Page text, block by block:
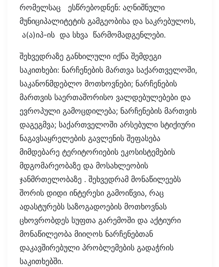
რომელსაც ესწრებოდნენ: აღნიშნული
მუნიციპალიტეტის გამგეობისა და საკრებულოს,
ა(ა)იპ-ის და სხვა წარმომადგენლები.
შეხვედრაზე განხილული იქნა შემდეგი
საკითხები: ნარჩენების მართვა საქართველოში,
საკანონმდებლო მოთხოვნები; ნარჩენების
მართვის საერთაშორისო ვალდებულებები და
ევროპული გამოცდილება; ნარჩენების მართვის
დაგეგმვა; საქართველოში არსებული სტიქიური
ნაგავსაყრელების გავლენის შეფასება
მიმდებარე ტერიტორიების ეკოსისტემების
მდგომარეობაზე და მოსახლეობის
ჯანმრთელობაზე . შეხვედრამ მონაწილეებს
შორის დიდი ინტერესი გამოიწვია, რაც
ადასტურებს საზოგადოების მოთხოვნას
ცხოვრობდეს სუფთა გარემოში და აქტიური
მონაწილეობა მიიღოს ნარჩენებთან
დაკავშირებული პრობლემების გადაჭრის
საკითხებში.